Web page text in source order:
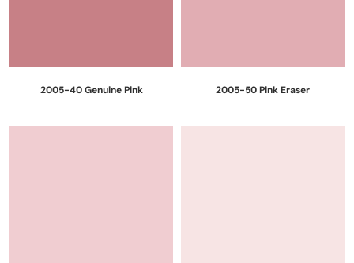
2005-40 Genuine Pink 2005-50 Pink Eraser